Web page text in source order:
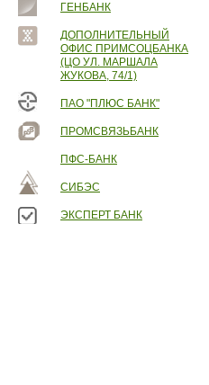
ГЕНБАНК
ДОПОЛНИТЕЛЬНЫЙ
ОФИС ПРИМСОЦБАНКА
(ЦО УЛ. МАРШАЛА
ЖУКОВА, 74/1)
ПАО "ПЛЮС БАНК"
ПРОМСВЯЗЬБАНК
ПФС-БАНК
СИБЭС
ЭКСПЕРТ БАНК